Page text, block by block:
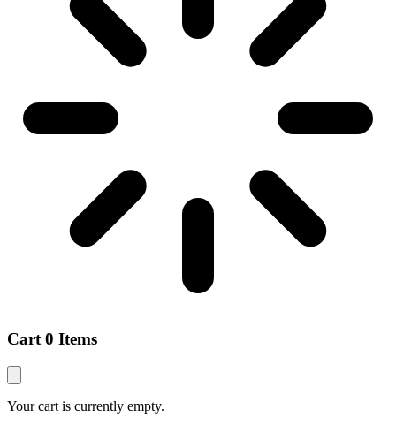
Cart 0 Items
Your cart is currently empty.